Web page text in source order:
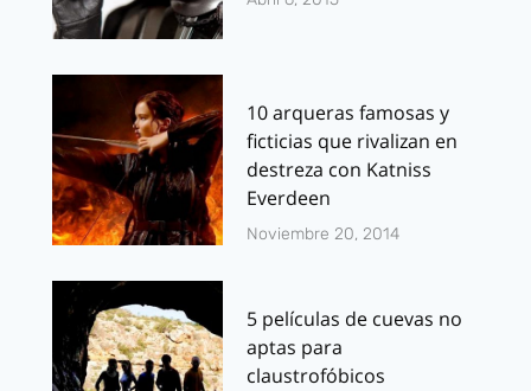
10 arqueras famosas y
ficticias que rivalizan en
destreza con Katniss
Everdeen
Noviembre 20, 2014
5 películas de cuevas no
aptas para
claustrofóbicos